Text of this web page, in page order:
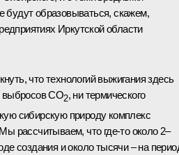
будут образовываться, скажем,
Иркутской области
что технологий выжигания здесь
выбросов СО2, ни термического
сибирскую природу комплекс
рассчитываем, что где-то около 2–
создания и около тысячи – на